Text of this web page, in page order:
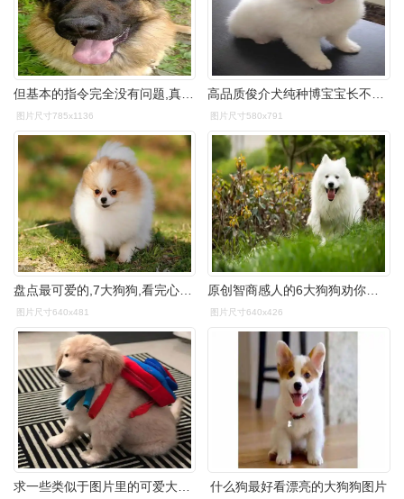
但基本的指令完全没有问题,真的是超可爱的大狗狗了!
图片尺寸785x1136
高品质俊介犬纯种博宝宝长不大狗狗 保证健康好养超萌
图片尺寸580x791
图片尺寸640x481 图片尺寸640x426
什么狗最好看漂亮的大狗狗图片